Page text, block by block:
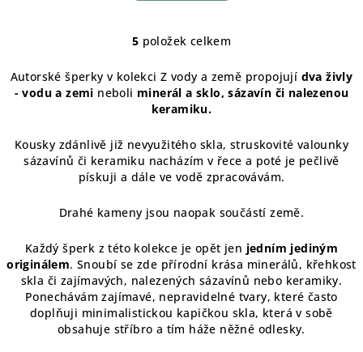
O
l
á
a
c
í
r
k
y
v
ý
p
5 položek celkem
Autorské šperky v kolekci Z vody a země propojují dva živly
- vodu a zemi neboli minerál a sklo, sázavín či nalezenou
keramiku.
Kousky zdánlivě již nevyužitého skla, struskovité valounky
sázavínů či keramiku nacházím v řece a poté je pečlivě
pískuji a dále ve vodě zpracovávám.
Drahé kameny jsou naopak součástí země.
Každý šperk z této kolekce je opět jen jedním jediným
originálem. Snoubí se zde přírodní krása minerálů, křehkost
skla či zajímavých, nalezených sázavínů nebo keramiky.
Ponechávám zajímavé, nepravidelné tvary, které často
doplňuji minimalistickou kapičkou skla, která v sobě
obsahuje stříbro a tím háže něžné odlesky.